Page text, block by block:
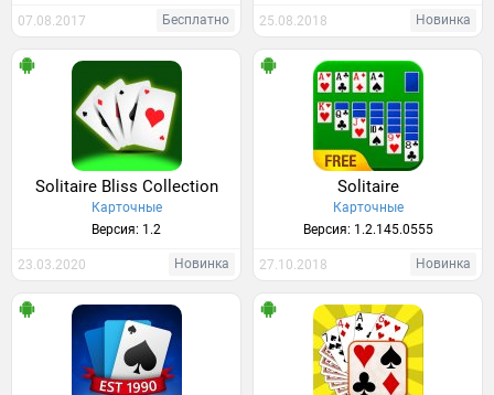
07.08.2017 Бесплатно 25.08.2018 Новинка
Solitaire Bliss Collection
Карточные
Версия: 1.2
23.03.2020 Новинка
Solitaire
Карточные
Версия: 1.2.145.0555
27.10.2018 Новинка